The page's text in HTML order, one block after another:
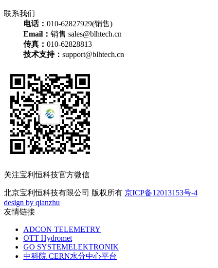
联系我们
电话： 010-62827929(销售)
Email： 销售 sales@blhtech.cn
传真： 010-62828813
技术支持： support@blhtech.cn
关注宝利恒科技官方微信
北京宝利恒科技有限公司 版权所有 京ICP备12013153号-4
design by qianzhu
友情链接
ADCON TELEMETRY
OTT Hydromet
GO SYSTEMELEKTRONIK
中科院 CERN水分中心平台